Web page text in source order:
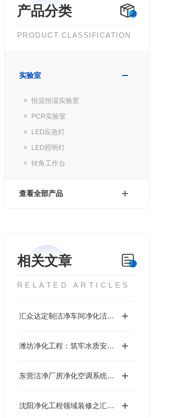
产品分类
PRODUCT CLASSIFICATION
实验室
恒温恒湿实验室
PCR实验室
LED应急灯
LED照明灯
转角工作台
查看全部产品
相关文章
RELATED ARTICLES
汇众达定制洁净车间净化洁净方案
潍坊净化工程：筑牢水质安全的坚固屏障
东营洁净厂房净化空调系统的安装质量解决
沈阳净化工程领域装修之汇众达